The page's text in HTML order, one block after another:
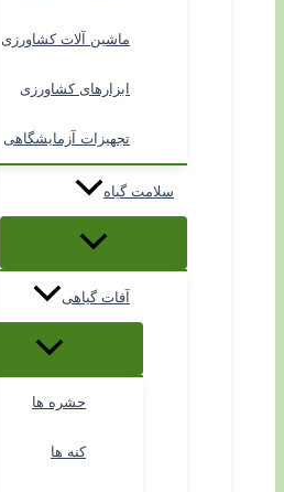
ماشین آلات کشاورزی
ابزارهای کشاورزی
تجهیزات آزمایشگاهی
سلامت گیاه
آفات گیاهی
حشره ها
کنه ها